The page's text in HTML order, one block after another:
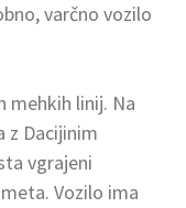
varčno vozilo
mehkih linij. Na
z Dacijinim
vgrajeni
Vozilo ima